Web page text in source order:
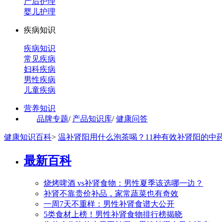
婴儿护理
疾病知识
疾病知识
常见疾病
妇科疾病
男性疾病
儿童疾病
营养知识
品牌专题/ 产品知识库/ 健康问答
健康知识百科> 温补肾阳用什么泡茶喝？11种有效补肾阳的中
最新百科
烧烤啤酒 vs补肾食物：男性夏季该选哪一边？
补肾不靠贵价补品，家常蔬菜也有奇效
一周7天不重样：男性补肾食谱大公开
5类食材上榜！男性补肾食物排行榜揭晓